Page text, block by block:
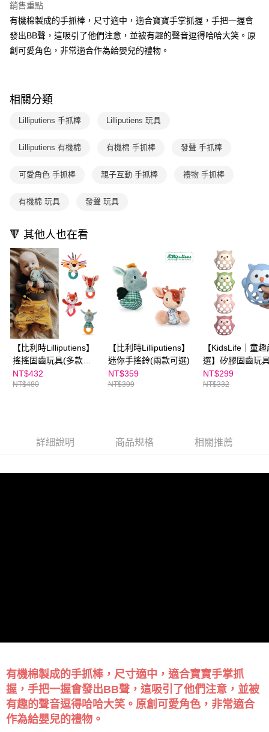
1.分期款項不併入電信帳單，「大哥付你分期」於每月結算日後寄送繳費提
醒簡訊。
2.透過簡訊連結打開帳單後，可選擇「超商條碼／台灣大直營門市／銀行轉
帳／街口支付／iPASS MONEY」等通路繳費。
買賣價金債權讓與本公司後，依約使用本公司帳單繳交帳款。
2.基於同意付款使用「大哥付你分期」之契約關係目的，商店將以您的個人
資料（包含姓名、電話或地址）提供予台灣大哥大進項蒐集、處理及利用，
１．於結帳方式選擇「AFTEE先享後付」後，將跳轉至「AFTEE先享後付」
結帳頁面，進行簡訊認證並確認金額後，即可完成結帳。
２．訂單成立數日內，您將收到繳費通知簡訊。
３．收到繳費通知簡訊後14天內，點擊此簡訊中的連結，可透過四大超商／
後付繳納相關費用。
是否繳費成功／繳費後需取消欲退款等相關疑問，請聯繫「AFTEE先享後付
【注意事項】
易，需依本服務之必要範圍內提供個人資料，並將交易相關給付款項請求債
２．關於個人資料處理事宜，請瀏覽以下網址：
「AFTEE先享後付」，若未經同意申辦者引起之損失，本公司不負相關責
任。
４．使用「AFTEE先享後付」時，將依據個別帳號之用戶狀況，依本公司即
時審查核予不同之上限額度；若仍有額度不足之情形，本公司將視審查結果
請求用戶進行身份認證。
５．嚴禁一人註冊多個帳號或使用他人資訊註冊。若發現惡意使用之情形，
恩沛科技股份有限公司將有權停止該用戶之使用額度並採取法律行動。
每筆NT$70，滿NT$800(含以上)免運費
付款後7-11取貨
每筆NT$70，滿NT$800(含以上)免運費
每筆NT$200
銷售重點
有機棉製成的手抓棒，尺寸適中，適合寶寶手掌抓握，手把一握會
發出BB聲，這吸引了他們注意，並被有趣的聲音逗得哈哈大笑。原
創可愛角色，非常適合作為給嬰兒的禮物。
相關分類
Lilliputiens 手抓棒 Lilliputiens 玩具
Lilliputiens 有機棉 有機棉 手抓棒 發聲 手抓棒
可愛角色 手抓棒 親子互動 手抓棒 禮物 手抓棒
有機棉 玩具 發聲 玩具
🔻 其他人也在看
【比利時Lilliputiens】
搖搖固齒玩具(多款可
選)
NT$432
NT$480
【比利時Lilliputiens】
迷你手搖鈴(兩款可選)
NT$359
NT$399
【KidsLife｜童趣
選】矽膠固齒玩
色可選)
NT$299
NT$332
詳細說明 商品規格 相關推薦
有機棉製成的手抓棒，尺寸適中，適合寶寶手掌抓
握，手把一握會發出BB聲，這吸引了他們注意，並被
有趣的聲音逗得哈哈大笑。原創可愛角色，非常適合
作為給嬰兒的禮物。